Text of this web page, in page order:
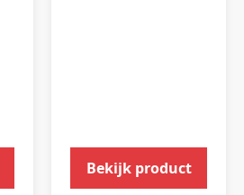
Bekijk product